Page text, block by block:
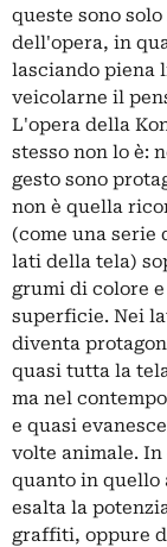
queste sono
dell'opera, in
lasciando piena
veicolarne il
L'opera della
stesso non lo è:
gesto sono
non è quella
(come una
lati della tela)
grumi di colore
superficie. Nei
diventa
quasi tutta la
ma nel
e quasi
volte animale.
quanto in quello
esalta la
graffiti, oppure